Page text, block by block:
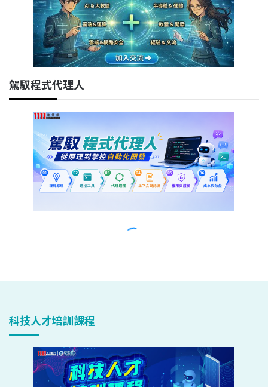
科技人才培訓課程